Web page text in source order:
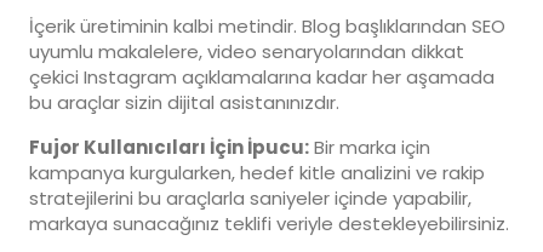
İçerik üretiminin kalbi metindir. Blog başlıklarından SEO
uyumlu makalelere, video senaryolarından dikkat
çekici Instagram açıklamalarına kadar her aşamada
bu araçlar sizin dijital asistanınızdır.
Fujor Kullanıcıları İçin İpucu:Bir marka için
kampanya kurgularken, hedef kitle analizini ve rakip
stratejilerini bu araçlarla saniyeler içinde yapabilir,
markaya sunacağınız teklifi veriyle destekleyebilirsiniz.